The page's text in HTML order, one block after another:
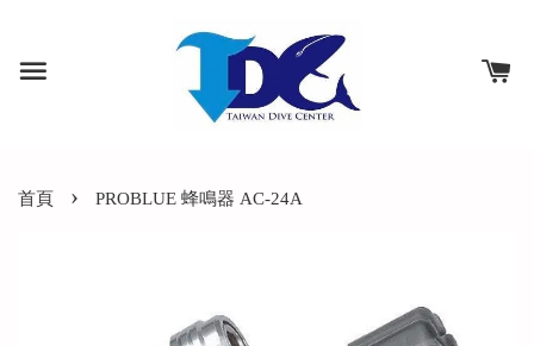
首頁 › PROBLUE 蜂鳴器 AC-24A